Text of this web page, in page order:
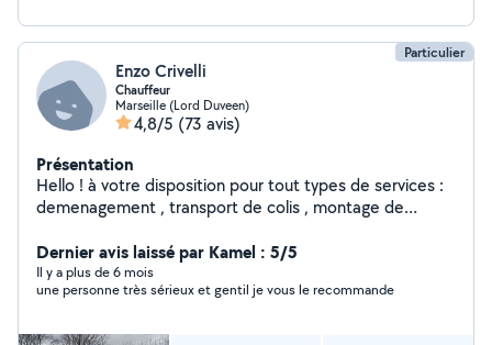
Particulier
Enzo Crivelli
Chauffeur
Marseille (Lord Duveen)
4,8/5 (73 avis)
Présentation
Hello ! à votre disposition pour tout types de services :
demenagement , transport de colis , montage de
Dernier avis laissé par Kamel : 5/5
Il y a plus de 6 mois
une personne très sérieux et gentil je vous le recommande